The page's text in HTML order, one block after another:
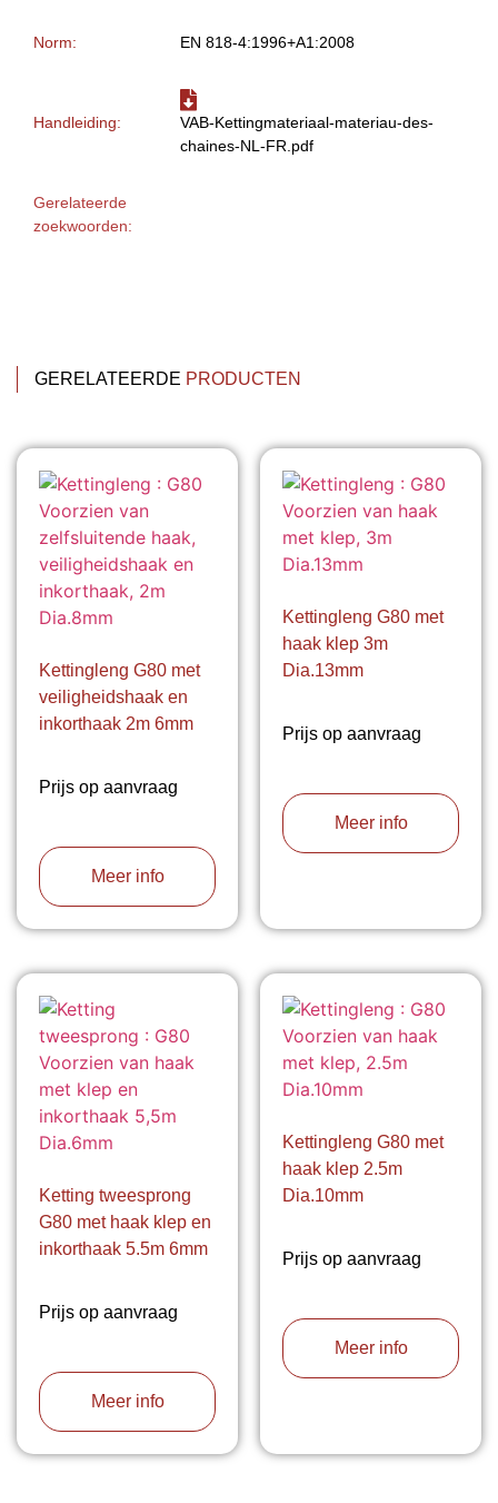
Norm: EN 818-4:1996+A1:2008
Handleiding:
VAB-Kettingmateriaal-materiau-des-
chaines-NL-FR.pdf
Gerelateerde
zoekwoorden:
GERELATEERDE PRODUCTEN
Kettingleng G80 met
veiligheidshaak en
inkorthaak 2m 6mm
Prijs op aanvraag
Meer info
Kettingleng G80 met
haak klep 3m
Dia.13mm
Prijs op aanvraag
Meer info
Ketting tweesprong
G80 met haak klep en
inkorthaak 5.5m 6mm
Prijs op aanvraag
Meer info
Kettingleng G80 met
haak klep 2.5m
Dia.10mm
Prijs op aanvraag
Meer info